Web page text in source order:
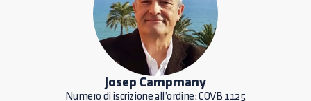
Josep Campmany
Numero di iscrizione all’ordine: COVB 1125